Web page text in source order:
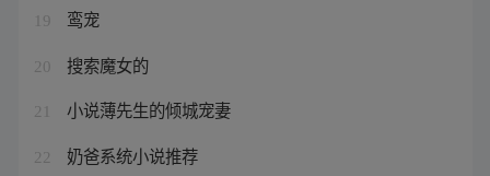
19 鸾宠
20 搜索魔女的
21 小说薄先生的倾城宠妻
22 奶爸系统小说推荐